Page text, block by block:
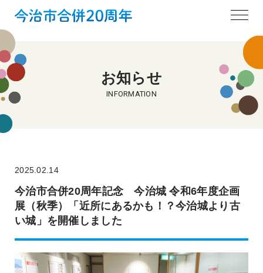
お知らせ
INFORMATION
2025.02.14
今治市合併20周年記念 今治城 令和6年度企画
展（秋季）「近所にあるかも！？今治城より古
い城」を開催しました